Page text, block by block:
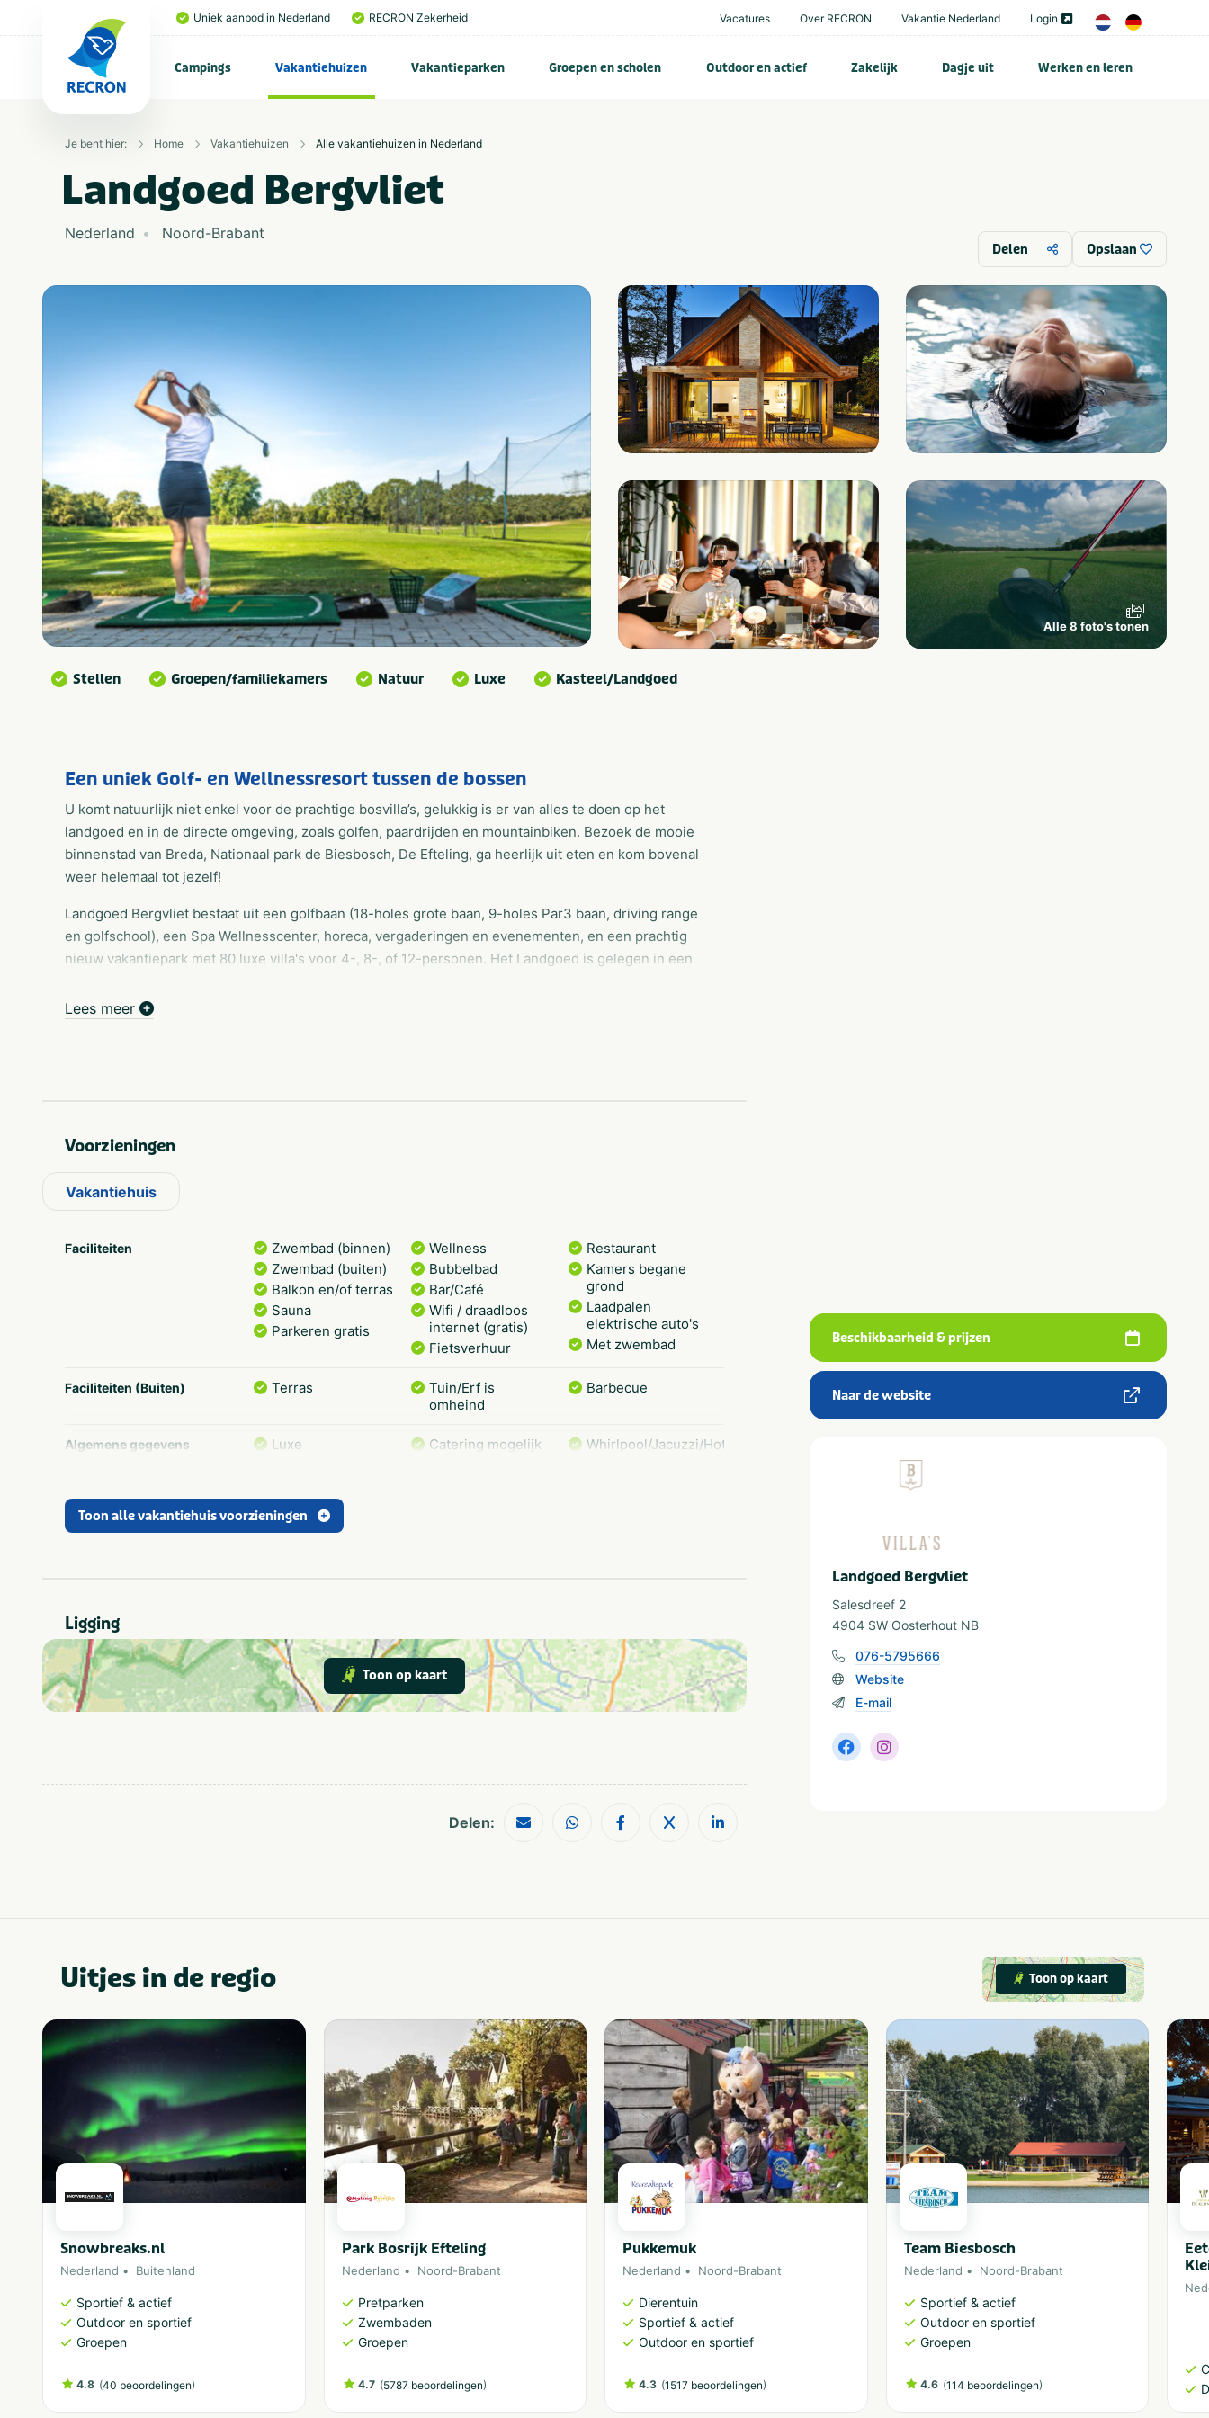
Uniek aanbod in Nederland RECRON Zekerheid Vacatures Over RECRON Vakantie Nederland Login
Campings Vakantiehuizen Vakantieparken Groepen en scholen Outdoor en actief Zakelijk Dagje uit Werken en leren
Je bent hier: Home Vakantiehuizen Alle vakantiehuizen in Nederland
Landgoed Bergvliet
Nederland Noord-Brabant
Delen Opslaan
Alle 8 foto's tonen
Stellen Groepen/familiekamers Natuur Luxe Kasteel/Landgoed
Een uniek Golf- en Wellnessresort tussen de bossen
U komt natuurlijk niet enkel voor de prachtige bosvilla’s, gelukkig is er van alles te doen op het
landgoed en in de directe omgeving, zoals golfen, paardrijden en mountainbiken. Bezoek de mooie
binnenstad van Breda, Nationaal park de Biesbosch, De Efteling, ga heerlijk uit eten en kom bovenal
weer helemaal tot jezelf!
Landgoed Bergvliet bestaat uit een golfbaan (18-holes grote baan, 9-holes Par3 baan, driving range
en golfschool), een Spa Wellnesscenter, horeca, vergaderingen en evenementen, en een prachtig
nieuw vakantiepark met 80 luxe villa's voor 4-, 8-, of 12-personen. Het Landgoed is gelegen in een
putt a smile on your face. Day ánd Night.'.
Lees meer
Voorzieningen
Vakantiehuis
Faciliteiten
Zwembad (binnen)
Zwembad (buiten)
Balkon en/of terras
Sauna
Parkeren gratis
Wellness
Bubbelbad
Bar/Café
Wifi / draadloos
internet (gratis)
Fietsverhuur
Restaurant
Kamers begane
grond
Laadpalen
elektrische auto's
Met zwembad
Faciliteiten (Buiten) Terras
Tuin/Erf is
omheind
Barbecue
Algemene gegevens
Luxe
Catering mogelijk
Whirlpool/Jacuzzi/Hottub
Ligging
Vrij gelegen
Type verblijf
Vakantiehuis
Landgoed
Vakantiepark
Bijzondere
accommodatie
Villa
Groepsaccommodatie
Natuur
Romantisch
Rust & natuur
Toon alle vakantiehuis voorzieningen
Ligging
Toon op kaart
Delen:
Beschikbaarheid & prijzen
Naar de website
Landgoed Bergvliet
Salesdreef 2
4904 SW Oosterhout NB
076-5795666
Website
E-mail
Uitjes in de regio Toon op kaart
Snowbreaks.nl
Nederland Buitenland
Sportief & actief
Outdoor en sportief
Groepen
4.8 (40 beoordelingen)
Park Bosrijk Efteling
Nederland Noord-Brabant
Pretparken
Zwembaden
Groepen
4.7 (5787 beoordelingen)
Pukkemuk
Nederland Noord-Brabant
Dierentuin
Sportief & actief
Outdoor en sportief
4.3 (1517 beoordelingen)
Team Biesbosch
Nederland Noord-Brabant
Sportief & actief
Outdoor en sportief
Groepen
4.6 (114 beoordelingen)